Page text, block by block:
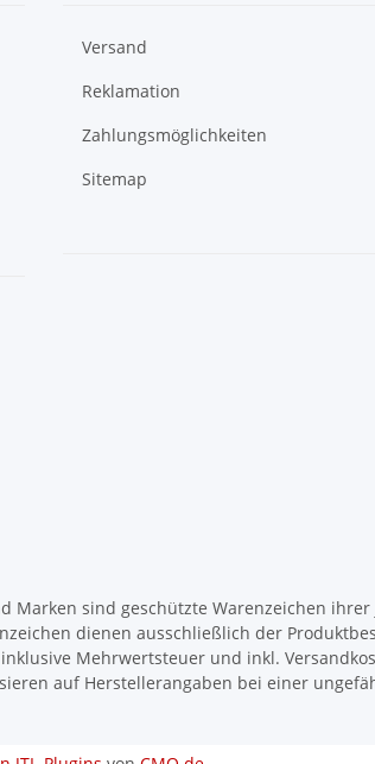
Versand
Reklamation
Zahlungsmöglichkeiten
Sitemap
Marken sind geschützte Warenzeichen
dienen ausschließlich der
Mehrwertsteuer und inkl.
auf Herstellerangaben bei einer